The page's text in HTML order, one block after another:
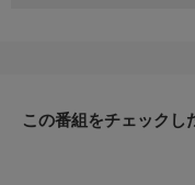
県 趣味:ゴルフ・カラオ
この番組をチェックし